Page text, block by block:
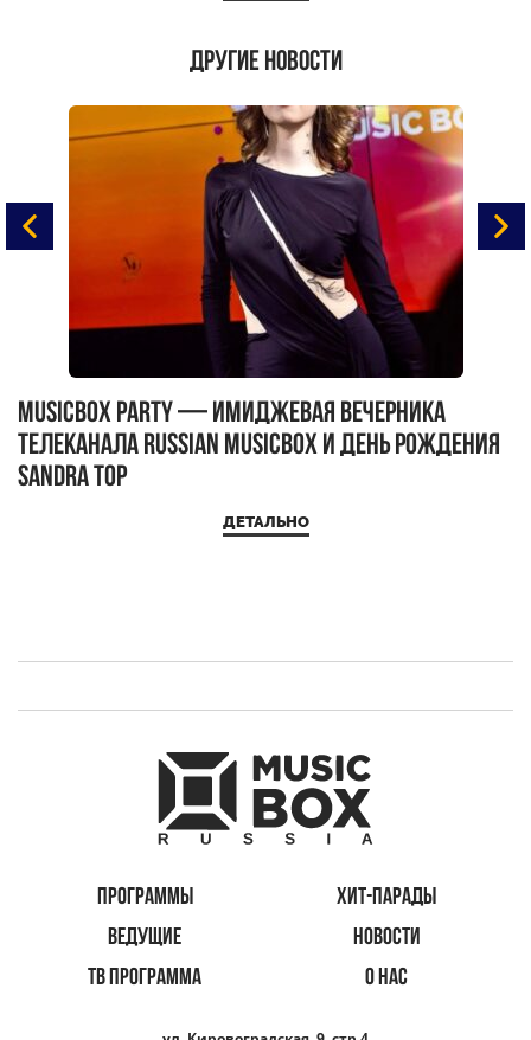
Другие новости
MUSICBOX PARTY — имиджевая вечерника
телеканала RUSSIAN MUSICBOX и день рождения
Sandra Top
ДЕТАЛЬНО
ПРОГРАММЫ
ХИТ-ПАРАДЫ
ВЕДУЩИЕ
НОВОСТИ
ТВ ПРОГРАММА
О НАС